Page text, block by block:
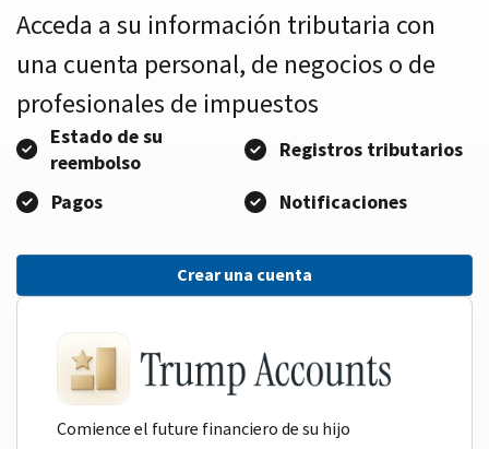
Acceda a su información tributaria con
una cuenta personal, de negocios o de
profesionales de impuestos
Estado de su
reembolso
Registros tributarios
Pagos
Notificaciones
Crear una cuenta
Comience el future financiero de su hijo